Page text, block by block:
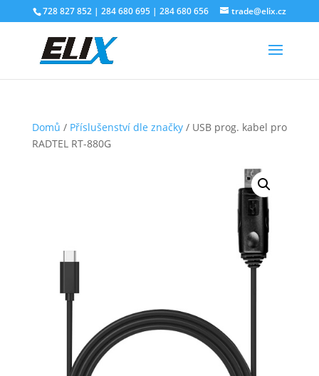
728 827 852 | 284 680 695 | 284 680 656 trade@elix.cz
Domů / Příslušenství dle značky/ USB prog. kabel pro
RADTEL RT-880G